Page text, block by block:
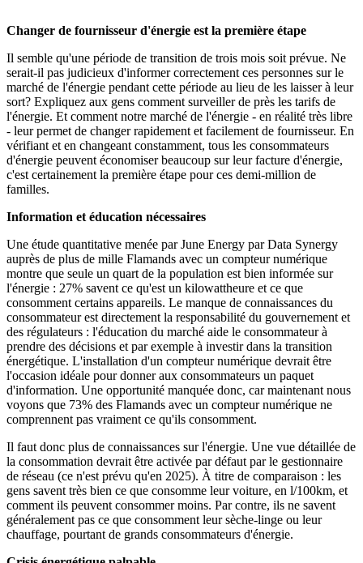
Changer de fournisseur d'énergie est la première étape
Il semble qu'une période de transition de trois mois soit prévue. Ne
serait-il pas judicieux d'informer correctement ces personnes sur le
marché de l'énergie pendant cette période au lieu de les laisser à leur
sort? Expliquez aux gens comment surveiller de près les tarifs de
l'énergie. Et comment notre marché de l'énergie - en réalité très libre
- leur permet de changer rapidement et facilement de fournisseur. En
vérifiant et en changeant constamment, tous les consommateurs
d'énergie peuvent économiser beaucoup sur leur facture d'énergie,
c'est certainement la première étape pour ces demi-million de
familles.
Information et éducation nécessaires
Une étude quantitative menée par June Energy par Data Synergy
auprès de plus de mille Flamands avec un compteur numérique
montre que seule un quart de la population est bien informée sur
l'énergie : 27% savent ce qu'est un kilowattheure et ce que
consomment certains appareils. Le manque de connaissances du
consommateur est directement la responsabilité du gouvernement et
des régulateurs : l'éducation du marché aide le consommateur à
prendre des décisions et par exemple à investir dans la transition
énergétique. L'installation d'un compteur numérique devrait être
l'occasion idéale pour donner aux consommateurs un paquet
d'information. Une opportunité manquée donc, car maintenant nous
voyons que 73% des Flamands avec un compteur numérique ne
comprennent pas vraiment ce qu'ils consomment.
Il faut donc plus de connaissances sur l'énergie. Une vue détaillée de
la consommation devrait être activée par défaut par le gestionnaire
de réseau (ce n'est prévu qu'en 2025). À titre de comparaison : les
gens savent très bien ce que consomme leur voiture, en l/100km, et
comment ils peuvent consommer moins. Par contre, ils ne savent
généralement pas ce que consomment leur sèche-linge ou leur
chauffage, pourtant de grands consommateurs d'énergie.